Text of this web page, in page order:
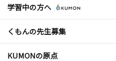
学習中の方へ
くもんの先生募集
KUMONの原点